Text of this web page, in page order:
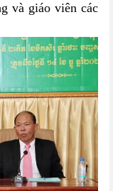
và giáo viên các